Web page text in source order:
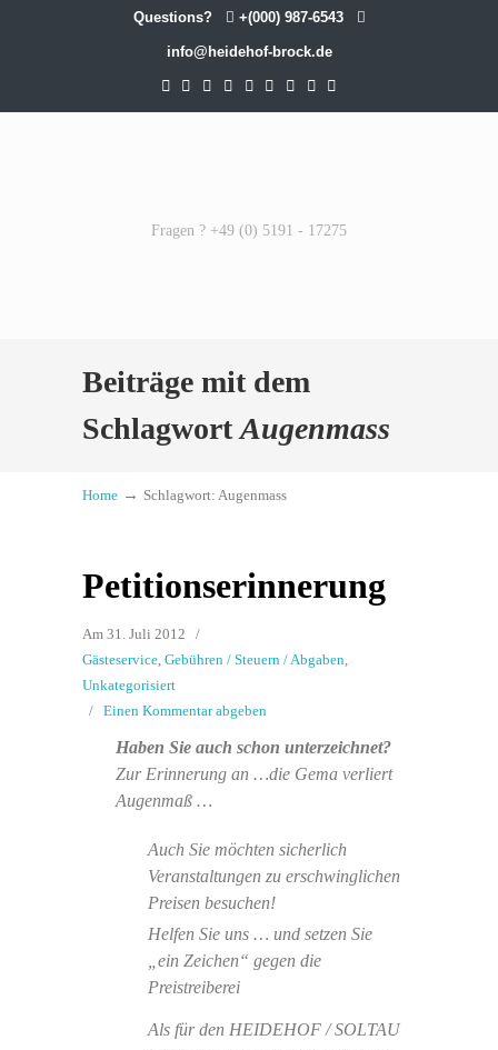
Questions? +(000) 987-6543
info@heidehof-brock.de
Fragen ? +49 (0) 5191 - 17275
Beiträge mit dem
SchlagwortAugenmass
Home → Schlagwort: Augenmass
Petitionserinnerung
Am 31. Juli 2012
/
Gästeservice, Gebühren / Steuern / Abgaben,
Unkategorisiert
/ Einen Kommentar abgeben
Haben Sie auch schon unterzeichnet?
Zur Erinnerung an …die Gema verliert
Augenmaß …
Auch Sie möchten sicherlich
Veranstaltungen zu erschwinglichen
Preisen besuchen!
Helfen Sie uns … und setzen Sie
„ein Zeichen“ gegen die
Preistreiberei
Als für den HEIDEHOF / SOLTAU